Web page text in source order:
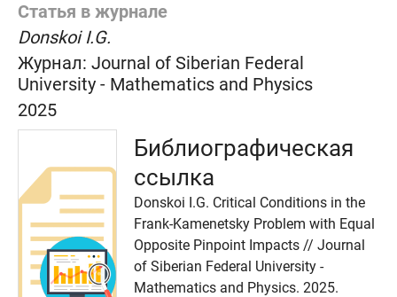
Статья в журнале
Donskoi I.G.
Журнал: Journal of Siberian Federal
University - Mathematics and Physics
2025
Библиографическая
ссылка
Donskoi I.G. Critical Conditions in the
Frank-Kamenetsky Problem with Equal
Opposite Pinpoint Impacts // Journal
of Siberian Federal University -
Mathematics and Physics. 2025.